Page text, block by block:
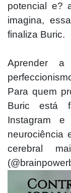
potencial e?
imagina,
finaliza Buric.
Aprender a
Para quem
Buric está
Instagram e
neurociência
cerebral